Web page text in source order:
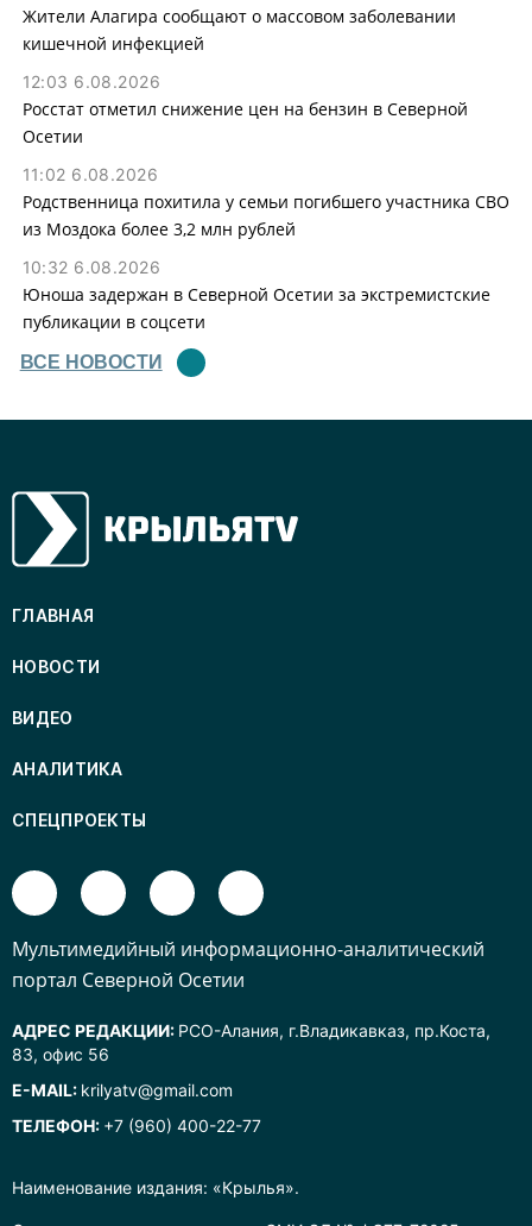
Жители Алагира сообщают о массовом заболевании
кишечной инфекцией
12:03 6.08.2026
Росстат отметил снижение цен на бензин в Северной
Осетии
11:02 6.08.2026
Родственница похитила у семьи погибшего участника СВО
из Моздока более 3,2 млн рублей
10:32 6.08.2026
Юноша задержан в Северной Осетии за экстремистские
публикации в соцсети
ВСЕ НОВОСТИ
Наименование издания: «Крылья».
ГЛАВНАЯ
НОВОСТИ
ВИДЕО
АНАЛИТИКА
СПЕЦПРОЕКТЫ
Mультимедийный информационно-аналитический
портал Северной Осетии
АДРЕС РЕДАКЦИИ: РСО-Алания, г.Владикавказ, пр.Коста,
83, офис 56
E-MAIL: krilyatv@gmail.com
ТЕЛЕФОН: +7 (960) 400-22-77